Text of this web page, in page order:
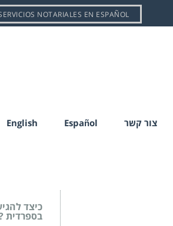
NOTARIALES EN ESPAÑOL
צור קשר Español
English
כיצד
בספרדית